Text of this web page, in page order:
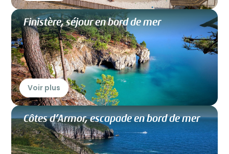
Finistère, séjour en bord de mer
Voir plus
Côtes d’Armor, escapade en bord de mer